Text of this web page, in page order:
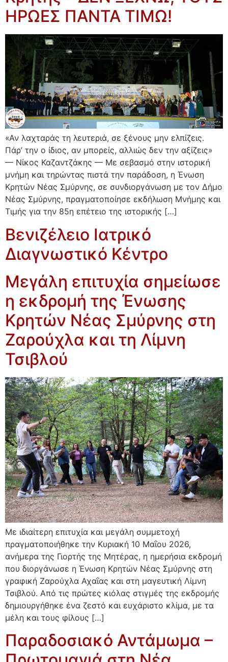
ΗΡΩΕΣ ΠΑΝΤΑ ΤΙΜΩ!
«Αν λαχταράς τη λευτεριά, σε ξένους μην ελπίζεις.
Πάρ’ την ο ίδιος, αν μπορείς, αλλιώς δεν την αξίζεις»
— Νίκος Καζαντζάκης — Με σεβασμό στην ιστορική
μνήμη και τηρώντας πιστά την παράδοση, η Ένωση
Κρητών Νέας Σμύρνης, σε συνδιοργάνωση με τον Δήμο
Νέας Σμύρνης, πραγματοποίησε εκδήλωση Μνήμης και
Τιμής για την 85η επέτειο της ιστορικής […]
Βενιζέλειο Ιατρικό
Διαγνωστικό Κέντρο
Μεγάλη επιτυχία σημείωσε
η εκδρομή της Ένωσης
Κρητών Νέας Σμύρνης στη
Ζαρούχλα και τη Λίμνη
Τσιβλού
Με ιδιαίτερη επιτυχία και μεγάλη συμμετοχή
πραγματοποιήθηκε την Κυριακή 10 Μαΐου 2026,
ανήμερα της Γιορτής της Μητέρας, η ημερήσια εκδρομή
που διοργάνωσε η Ένωση Κρητών Νέας Σμύρνης στη
γραφική Ζαρούχλα Αχαΐας και στη μαγευτική Λίμνη
Τσιβλού. Από τις πρώτες κιόλας στιγμές της εκδρομής
δημιουργήθηκε ένα ζεστό και ευχάριστο κλίμα, με τα
μέλη και τους φίλους […]
Παραδοσιακό Αντάμωμα –